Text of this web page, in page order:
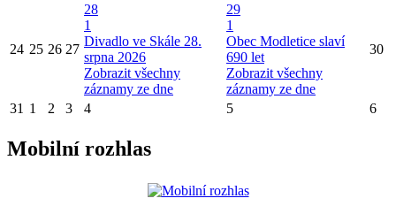
24 25 26 27
28
1
Divadlo ve Skále 28.
srpna 2026
Zobrazit všechny
záznamy ze dne
29
1
Obec Modletice slaví
690 let
Zobrazit všechny
záznamy ze dne
30
31 1 2 3 4 5 6
Mobilní rozhlas